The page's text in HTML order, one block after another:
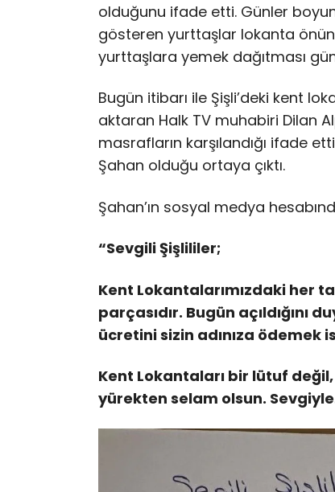
olduğunu ifade etti. Günler
gösteren yurttaşlar lokanta
yurttaşlara yemek dağıtması
Bugün itibarı ile Şişli’deki kent
aktaran Halk TV muhabiri Dilan
masrafların karşılandığı ifade
Şahan olduğu ortaya çıktı.
Şahan’ın sosyal medya
“Sevgili Şişlililer;
Kent Lokantalarımızdaki her
parçasıdır. Bugün açıldığını
ücretini sizin adınıza ödemek
Kent Lokantaları bir lütuf değil,
yürekten selam olsun.